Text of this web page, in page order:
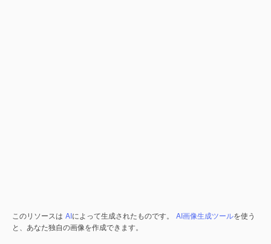
このリソースは AIによって生成されたものです。 AI画像生成ツールを使う
と、あなた独自の画像を作成できます。